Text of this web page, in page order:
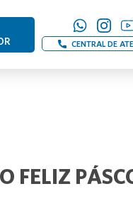
CENTRAL DE
FELIZ